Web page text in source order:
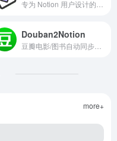
Douban2Notion
more+